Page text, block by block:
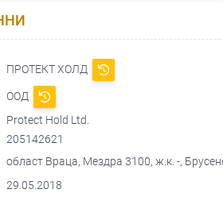
ПРОТЕКТ ХОЛД
ООД
Protect Hold Ltd.
205142621
област Враца, Мездра 3100, ж.к. -,
29.05.2018